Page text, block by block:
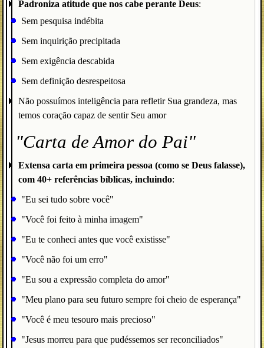
Padroniza atitude que nos cabe perante Deus:
Sem pesquisa indébita
Sem inquirição precipitada
Sem exigência descabida
Sem definição desrespeitosa
Não possuímos inteligência para refletir Sua grandeza, mas
temos coração capaz de sentir Seu amor
"Carta de Amor do Pai"
Extensa carta em primeira pessoa (como se Deus falasse),
com 40+ referências bíblicas, incluindo:
"Eu sei tudo sobre você"
"Você foi feito à minha imagem"
"Eu te conheci antes que você existisse"
"Você não foi um erro"
"Eu sou a expressão completa do amor"
"Meu plano para seu futuro sempre foi cheio de esperança"
"Você é meu tesouro mais precioso"
"Jesus morreu para que pudéssemos ser reconciliados"